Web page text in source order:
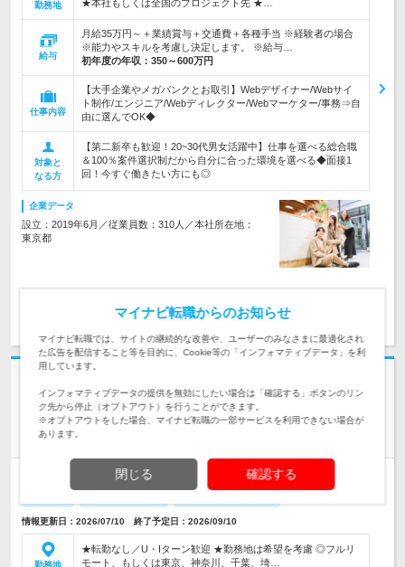
勤務地
★本社もしくは全国のプロジェクト先 ★…
給与
月給35万円～＋業績賞与＋交通費＋各種手当 ※経験者の場合
※能力やスキルを考慮し決定します。 ※給与…
初年度の年収： 350～600万円
仕事内容
【大手企業やメガバンクとお取引】Webデザイナー/Webサイ
ト制作/エンジニア/Webディレクター/Webマーケター/事務⇒自
由に選んでOK◆
対象と
なる方
【第二新卒も歓迎！20~30代男女活躍中】仕事を選べる総合職
＆100％案件選択制だから自分に合った環境を選べる◆面接1
回！今すぐ働きたい方にも◎
企業データ
設立：2019年6月／従業員数：310人／本社所在地：
東京都
求人詳細を見る 気になる
株式会社クラウドミッション | 将来はリモートやフリーランスOK／年休
125日／20代30代活躍中
【テスター】◆未経験歓迎◆自社ITスクール研修1ヵ月
職種・業種未経験OK 第二新卒歓迎
情報更新日：2026/07/10 終了予定日：2026/09/10
勤務地
★転勤なし／U・Iターン歓迎 ★勤務地は希望を考慮 ◎フルリ
モート、もしくは東京、神奈川、千葉、埼…
マイナビ転職からのお知らせ
マイナビ転職では、サイトの継続的な改善や、ユーザーのみなさまに最適化され
た広告を配信すること等を目的に、Cookie等の「インフォマティブデータ」を利
用しています。
インフォマティブデータの提供を無効にしたい場合は「確認する」ボタンのリン
ク先から停止（オプトアウト）を行うことができます。
※オプトアウトをした場合、マイナビ転職の一部サービスを利用できない場合が
あります。
閉じる 確認する